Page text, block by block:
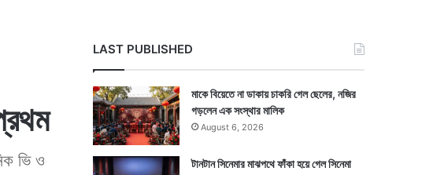
ভি ও
LAST PUBLISHED
মাকে বিয়েতে না ডাকায় চাকরি গেল ছেলের, নজির
গড়লেন এক সংস্থার মালিক
August 6, 2026
টানটান সিনেমার মাঝপথে ফাঁকা হয়ে গেল সিনেমা